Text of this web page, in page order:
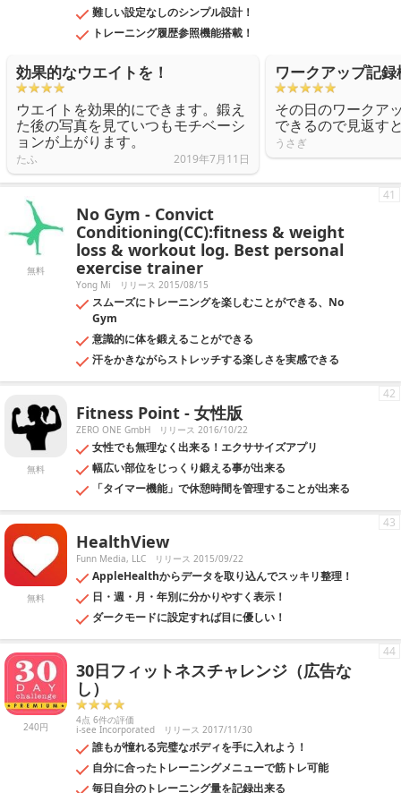
難しい設定なしのシンプル設計！
トレーニング履歴参照機能搭載！
効果的なウエイトを！
ウエイトを効果的にできます。鍛え
た後の写真を見ていつもモチベーシ
ョンが上がります。
たふ 2019年7月11日
ワークアップ記
その日のワークア
できるので見返す
うさぎ
無料
No Gym - Convict
Conditioning(CC):fitness & weight
loss & workout log. Best personal
exercise trainer
Yong Mi リリース 2015/08/15
スムーズにトレーニングを楽しむことができる、No
Gym
意識的に体を鍛えることができる
汗をかきながらストレッチする楽しさを実感できる
41
無料
Fitness Point - 女性版
ZERO ONE GmbH リリース 2016/10/22
女性でも無理なく出来る！エクササイズアプリ
幅広い部位をじっくり鍛える事が出来る
「タイマー機能」で休憩時間を管理することが出来る
42
無料
HealthView
Funn Media, LLC リリース 2015/09/22
AppleHealthからデータを取り込んでスッキリ整理！
日・週・月・年別に分かりやすく表示！
ダークモードに設定すれば目に優しい！
43
240円
30日フィットネスチャレンジ（広告な
し）
4点 6件の評価
i-see Incorporated リリース 2017/11/30
誰もが憧れる完璧なボディを手に入れよう！
自分に合ったトレーニングメニューで筋トレ可能
毎日自分のトレーニング量を記録出来る
44